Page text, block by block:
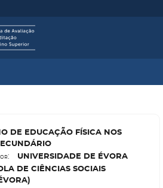
DE EDUCAÇÃO FÍSICA NOS
U NIVERSIDADE DE ÉVORA
DE CIÊNCIAS SOCIAIS